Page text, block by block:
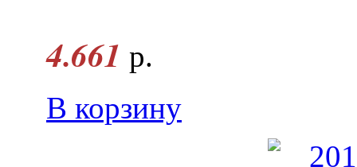
4.661 р.
В корзину